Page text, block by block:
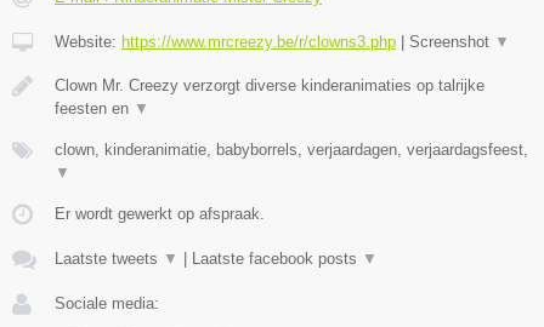
Website: https://www.mrcreezy.be/r/clowns3.php Screenshot ▼
Clown Mr. Creezy verzorgt diverse kinderanimaties op talrijke
feesten en ▼
clown, kinderanimatie, babyborrels, verjaardagen, verjaardagsfeest,
▼
Er wordt gewerkt op afspraak.
Laatste tweets ▼ Laatste facebook posts ▼
Sociale media: